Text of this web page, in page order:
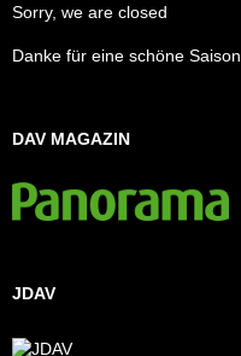
Sorry, we are closed
Danke für eine schöne Saison
DAV MAGAZIN
JDAV